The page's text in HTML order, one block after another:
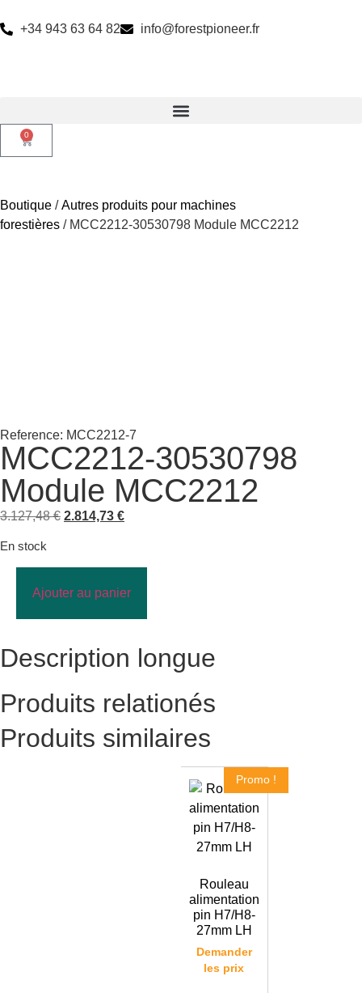
+34 943 63 64 82 info@forestpioneer.fr
0
Boutique /Autres produits pour machines
forestières / MCC2212-30530798 Module MCC2212
Reference: MCC2212-7
MCC2212-30530798
Module MCC2212
3.127,48€ 2.814,73 €
En stock
Ajouter au panier
Description longue
Produits relationés
Produits similaires
Promo !
Rouleau
alimentation
pin H7/H8-
27mm LH
Demander
les prix